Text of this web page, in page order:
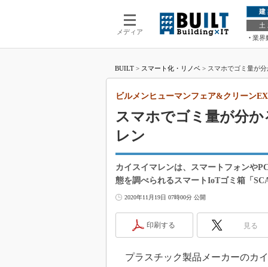
メディア
業界
BUILT > スマート化・リノベ > スマホでゴミ量が
スマホでゴミ量が分
レン
ビルメンヒューマンフェア&クリーン
カイスイマレンは、スマートフォンや
態を調べられるスマートIoTゴミ箱「
2020年11月19日 07時00分 公開
印刷する 見る
プラスチック製品メーカーのカ